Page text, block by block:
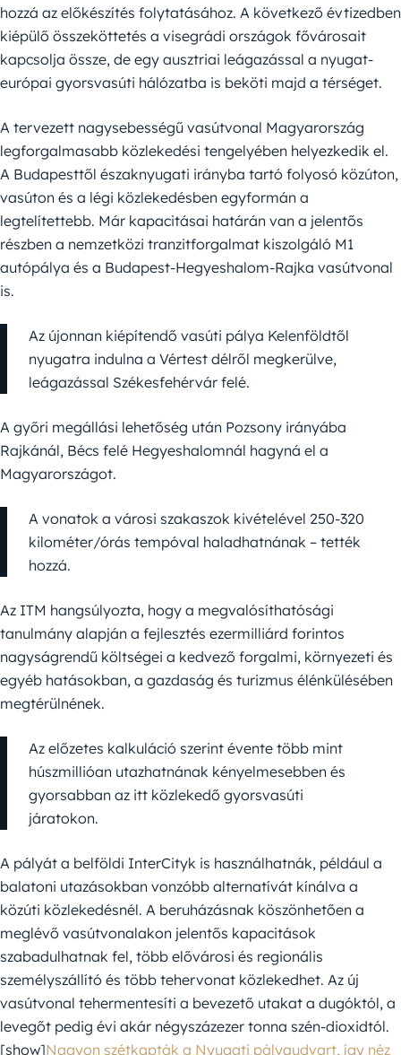
hozzá az előkészítés folytatásához. A következő évtizedben
kiépülő összeköttetés a visegrádi országok fővárosait
kapcsolja össze, de egy ausztriai leágazással a nyugat-
európai gyorsvasúti hálózatba is beköti majd a térséget.
A tervezett nagysebességű vasútvonal Magyarország
legforgalmasabb közlekedési tengelyében helyezkedik el.
A Budapesttől északnyugati irányba tartó folyosó közúton,
vasúton és a légi közlekedésben egyformán a
legtelítettebb. Már kapacitásai határán van a jelentős
részben a nemzetközi tranzitforgalmat kiszolgáló M1
autópálya és a Budapest-Hegyeshalom-Rajka vasútvonal
is.
Az újonnan kiépítendő vasúti pálya Kelenföldtől
nyugatra indulna a Vértest délről megkerülve,
leágazással Székesfehérvár felé.
A győri megállási lehetőség után Pozsony irányába
Rajkánál, Bécs felé Hegyeshalomnál hagyná el a
Magyarországot.
A vonatok a városi szakaszok kivételével 250-320
kilométer/órás tempóval haladhatnának – tették
hozzá.
Az ITM hangsúlyozta, hogy a megvalósíthatósági
tanulmány alapján a fejlesztés ezermilliárd forintos
nagyságrendű költségei a kedvező forgalmi, környezeti és
egyéb hatásokban, a gazdaság és turizmus élénkülésében
megtérülnének.
Az előzetes kalkuláció szerint évente több mint
húszmillióan utazhatnának kényelmesebben és
gyorsabban az itt közlekedő gyorsvasúti
járatokon.
A pályát a belföldi InterCityk is használhatnák, például a
balatoni utazásokban vonzóbb alternatívát kínálva a
közúti közlekedésnél. A beruházásnak köszönhetően a
meglévő vasútvonalakon jelentős kapacitások
szabadulhatnak fel, több elővárosi és regionális
személyszállító és több tehervonat közlekedhet. Az új
vasútvonal tehermentesíti a bevezető utakat a dugóktól, a
levegőt pedig évi akár négyszázezer tonna szén-dioxidtól.
[show]Nagyon szétkapták a Nyugati pályaudvart, így néz